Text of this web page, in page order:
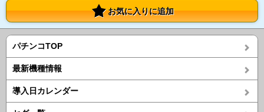
お気に入りに追加
パチンコTOP
最新機種情報
導入日カレンダー